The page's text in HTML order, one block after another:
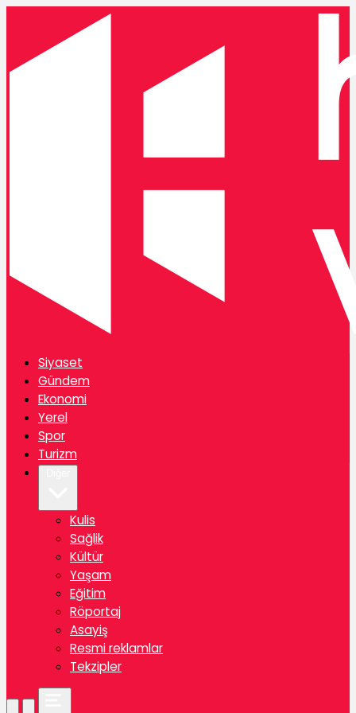
Siyaset
Gündem
Ekonomi
Yerel
Spor
Turizm
Kulis
Sağlik
Kültür
Yaşam
Eğitim
Röportaj
Asayiş
Resmi reklamlar
Tekzipler